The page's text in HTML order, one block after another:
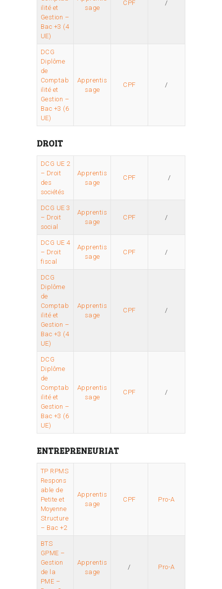
ilité et
Gestion –
Bac +3 (4
UE)
sage
CPF /
DCG
Diplôme
de
Comptab
ilité et
Gestion –
Bac +3 (6
UE)
Apprentis
sage
CPF /
DROIT
DCG UE 2
– Droit
des
sociétés
Apprentis
sage
CPF /
DCG UE 3
– Droit
social
Apprentis
sage
CPF /
DCG UE 4
– Droit
fiscal
Apprentis
sage
CPF /
DCG
Diplôme
de
Comptab
ilité et
Gestion –
Bac +3 (4
UE)
Apprentis
sage
CPF /
DCG
Diplôme
de
Comptab
ilité et
Gestion –
Bac +3 (6
UE)
Apprentis
sage
CPF /
ENTREPRENEURIAT
TP RPMS
Respons
able de
Petite et
Moyenne
Structure
– Bac +2
Apprentis
sage
CPF Pro-A
BTS
GPME –
Gestion
de la
PME –
Apprentis
sage
/ Pro-A